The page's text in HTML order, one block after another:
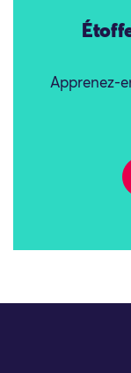
Apprenez-